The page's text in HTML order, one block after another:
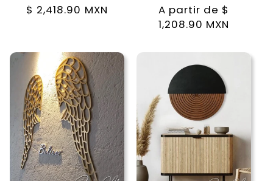
Precio
$ 2,418.90 MXN
Precio
habitual
A partir de $
1,208.90 MXN